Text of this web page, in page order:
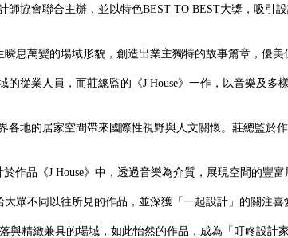
協會聯合主辦，並以特色BEST TO BEST大獎，吸引
息萬變的場域形貌，創造出業主獨特的故事篇章，優美
從業人員，而莊總監的《J House》一作，以音樂及
各地的居家空間帶來國際性視野與人文關懷。莊總監
作品《J House》中，透過音樂為介質，展現空間的豐
眾不同以往所見的作品，並深獲「一起設計」的關注喜
精緻兼具的場域，如此怡然的作品，成為「叮咚設計